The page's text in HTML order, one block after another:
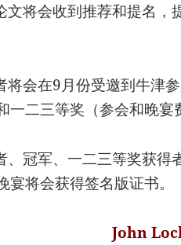
文将会收到推荐和提名
将会在9月份受邀到牛津
一二三等奖（参会和晚宴
、冠军、一二三等奖获得
宴将会获得签名版证书。
John